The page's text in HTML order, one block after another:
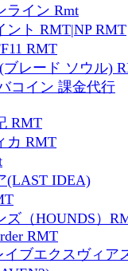
ライン Rmt
ント RMT|NP RMT
RMT
ブレード ソウル)
コイン 課金代行
RMT
カ RMT
(LAST IDEA)
ズ（HOUNDS）
RMT
イブエクスヴィア